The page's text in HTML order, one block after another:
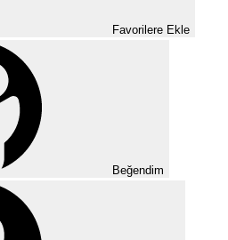
Favorilere Ekle
Beğendim